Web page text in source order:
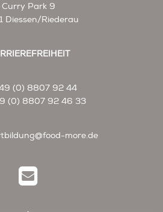
Curry Park 9
Diessen/Riederau
(0) 8807 92 44
(0) 8807 92 46 33
more.de